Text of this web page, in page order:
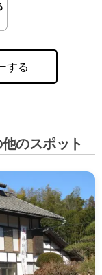
する
のスポット